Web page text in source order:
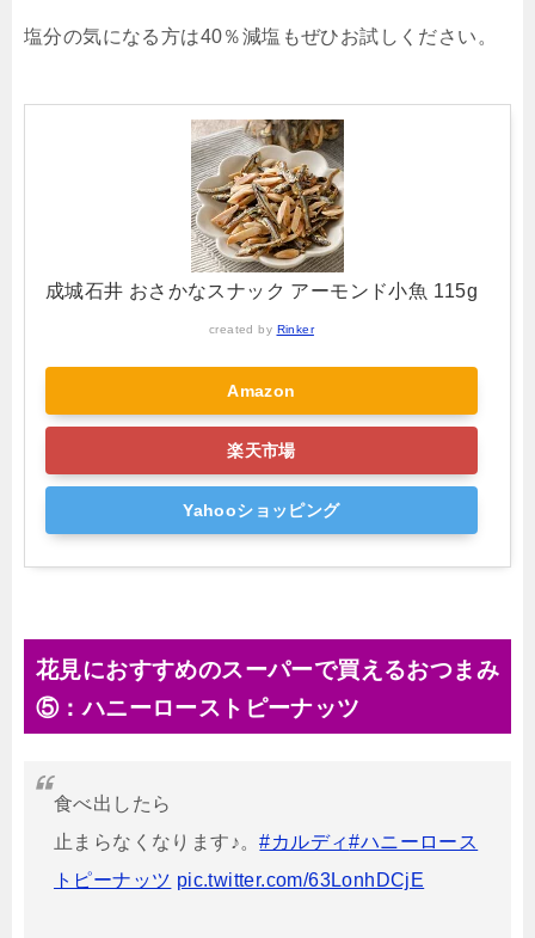
塩分の気になる方は40％減塩もぜひお試しください。
成城石井 おさかなスナック アーモンド小魚 115g
created by Rinker
Amazon
楽天市場
Yahooショッピング
花見におすすめのスーパーで買えるおつまみ
⑤：ハニーローストピーナッツ
食べ出したら
止まらなくなります♪。#カルディ#ハニーロース
トピーナッツ pic.twitter.com/63LonhDCjE